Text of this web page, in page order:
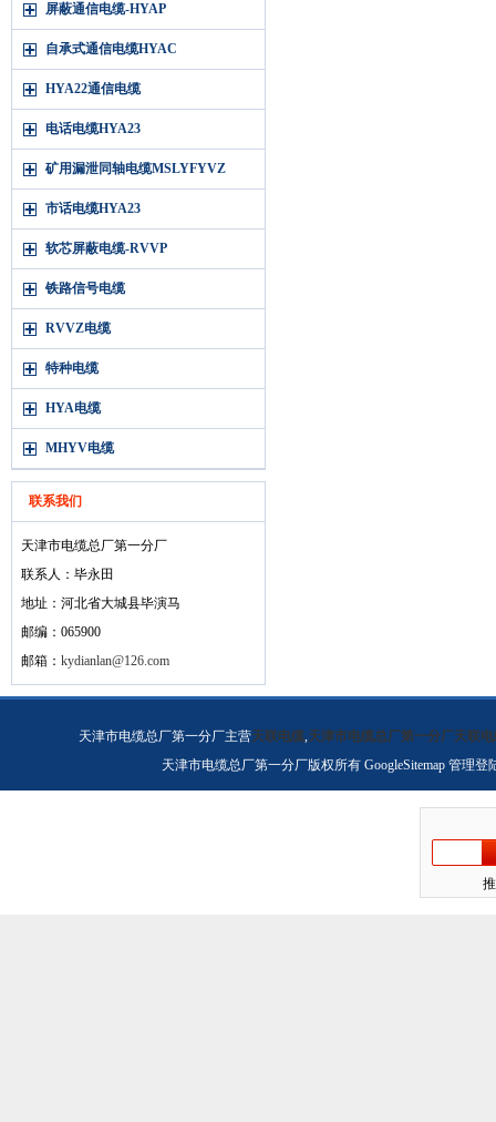
屏蔽通信电缆-HYAP
自承式通信电缆HYAC
HYA22通信电缆
电话电缆HYA23
矿用漏泄同轴电缆MSLYFYVZ
市话电缆HYA23
软芯屏蔽电缆-RVVP
铁路信号电缆
RVVZ电缆
特种电缆
HYA电缆
MHYV电缆
联系我们
天津市电缆总厂第一分厂
联系人：毕永田
地址：河北省大城县毕演马
邮编：065900
邮箱： kydianlan@126.com
天津市电缆总厂第一分厂主营天联电缆,天津市电缆总厂第一分厂天联电
天津市电缆总厂第一分厂版权所有 GoogleSitemap 管理登